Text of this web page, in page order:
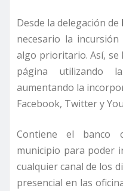
Desde la delegación de
necesario la
algo prioritario. Así, se
página utilizando
aumentando la
Facebook, Twitter y
Contiene el banco
municipio para poder
cualquier canal de los
presencial en las